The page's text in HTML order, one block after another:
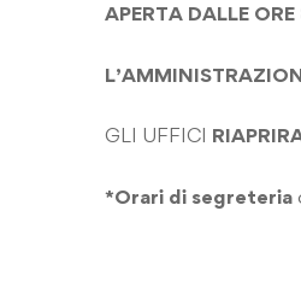
APERTA DALLE
GLI UFFICI
*Orari di segreteria